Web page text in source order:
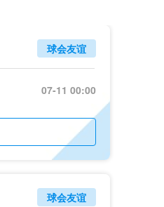
球会友谊
07-11 00:00
球会友谊